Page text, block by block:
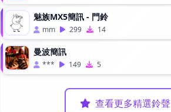
魅族MX5簡訊 - 門鈴
mm 299 14
曼波簡訊
*** 149 5
查看更多精選鈴聲